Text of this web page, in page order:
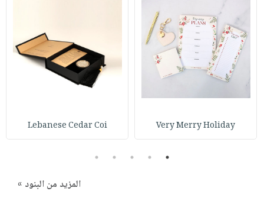
Very Merry Holiday
Lebanese Cedar Coi
1
2
3
4
5
المزيد من البنود »